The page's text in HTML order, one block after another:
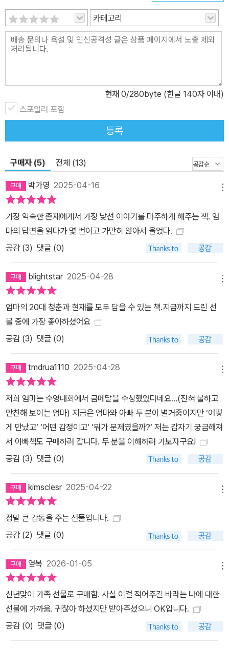
는 사실에 스스로도 깜짝 놀랄 것이다. 그 빛나는 이야기들을 사랑하
는 자녀들에게 아낌없이 꺼내 보여주는 순간, 희생과 헌신에 가려진
당신의 참모습을 만나는 순간, 그들은 생생하게 깨닫게 된다. 당신이
신을 대신해 이 세상에 온 ‘위대한 사랑’이라는 것을. 이 책에 담긴 질
신의 삶이 조금씩 조금씩 아름답게 복원되어 그 모습을 드러내기 시
작하고, 당신은 자신도 모르게 이 책에 푹 빠져들고 말 것이다. 그렇게
완성한 세상에 한 권뿐인 당신의 자서전을 자녀들에게 선물하라. 그
러면 그들은 이 책을 가지고 한 편의 드라마를 만들어낼 것이다. 그러
들은 이 책을 가지고 한 편의 소설을 만들어낼 것이다. 그러면 그들은
이 책을 가지고 한 편의 서사시를 만들어낼 것이다. 그리하여 당신, 당
신의 인생, 당신의 이 자서전은 영원히 사람들의 가슴에 남는 아름다
카테고리
현재 0/280byte (한글 140자 이내)
스포일러 포함
등록
구매자 (5) 전체 (13)
박가영 2025-04-16
가장 익숙한 존재에게서 가장 낯선 이야기를 마주하게 해주는 책. 엄
마의 답변을 읽다가 몇 번이고 가만히 앉아서 울었다.
공감 (3) 댓글 (0)
blightstar2025-04-28
엄마의 20대 청춘과 현재를 모두 담을 수 있는 책.지금까지 드린 선
물 중에 가장 좋아하셨어요
공감 (3) 댓글 (0)
tmdrua1110 2025-04-28
저희 엄마는 수영대회에서 금메달을 수상했었다네요...(전혀 물하고
안친해 보이는 엄마) 지금은 엄마와 아빠 두 분이 별거중이지만 ‘어떻
게 만났고‘ ‘어떤 감정이고‘ ‘뭐가 문제였을까?‘ 저는 갑자기 궁금해져
서 아빠책도 구매하러 갑니다. 두 분을 이해하러 가보자구요!
공감 (3) 댓글 (0)
kimsclesr2025-04-22
정말 큰 감동을 주는 선물입니다.
공감 (2) 댓글 (0)
옆복 2026-01-05
신년맞이 가족 선물로 구매함. 사실 이걸 적어주길 바라는 나에 대한
선물에 가까움. 귀찮아 하셨지만 받아주셨으니 OK입니다.
공감 (0) 댓글 (0)